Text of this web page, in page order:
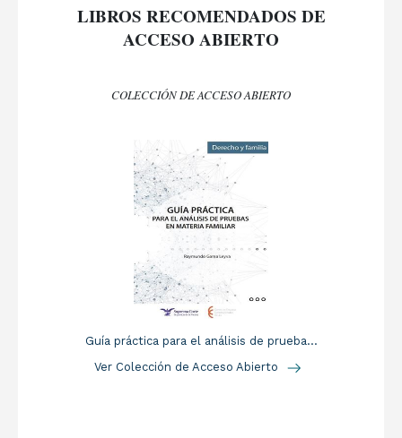
LIBROS RECOMENDADOS DE
ACCESO ABIERTO
COLECCIÓN DE ACCESO ABIERTO
Guía práctica para el análisis de prueba...
Ver Colección de Acceso Abierto